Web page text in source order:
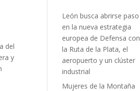
del
y
León busca abrirse paso
en la nueva estrategia
europea de Defensa con
la Ruta de la Plata, el
aeropuerto y un clúster
industrial
Mujeres de la Montaña